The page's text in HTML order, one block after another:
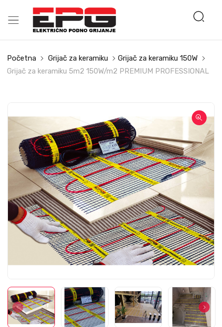
Početna Grijač za keramiku
Grijač za keramiku 150W
Grijač za keramiku 5m2 150W/m2 PREMIUM PROFESSIONAL